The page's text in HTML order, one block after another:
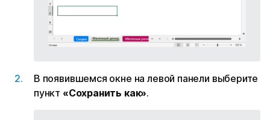
В появившемся окне на левой панели выберите
пункт «Сохранить как».